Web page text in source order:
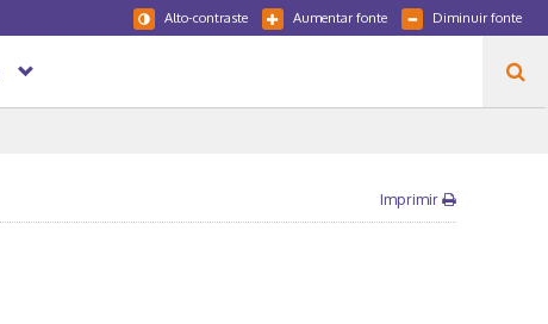
Diminuir fonte
Aumentar fonte
Alto-contraste
Imprimir